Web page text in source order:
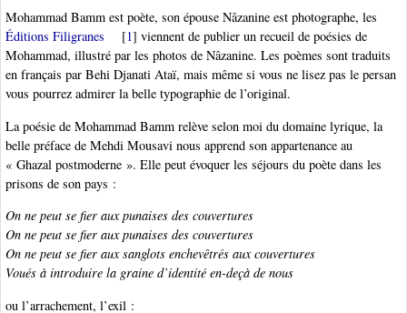
Mohammad Bamm est poète, son épouse Nâzanine est photographe, les
Éditions Filigranes
[1] viennent de publier un recueil de poésies de
Mohammad, illustré par les photos de Nâzanine. Les poèmes sont traduits
en français par Behi Djanati Ataï, mais même si vous ne lisez pas le persan
vous pourrez admirer la belle typographie de l’original.
La poésie de Mohammad Bamm relève selon moi du domaine lyrique, la
belle préface de Mehdi Mousavi nous apprend son appartenance au
« Ghazal postmoderne ». Elle peut évoquer les séjours du poète dans les
prisons de son pays :
On ne peut se fier aux punaises des couvertures
On ne peut se fier aux punaises des couvertures
On ne peut se fier aux sanglots enchevêtrés aux couvertures
Voués à introduire la graine d’identité en-deçà de nous
ou l’arrachement, l’exil :